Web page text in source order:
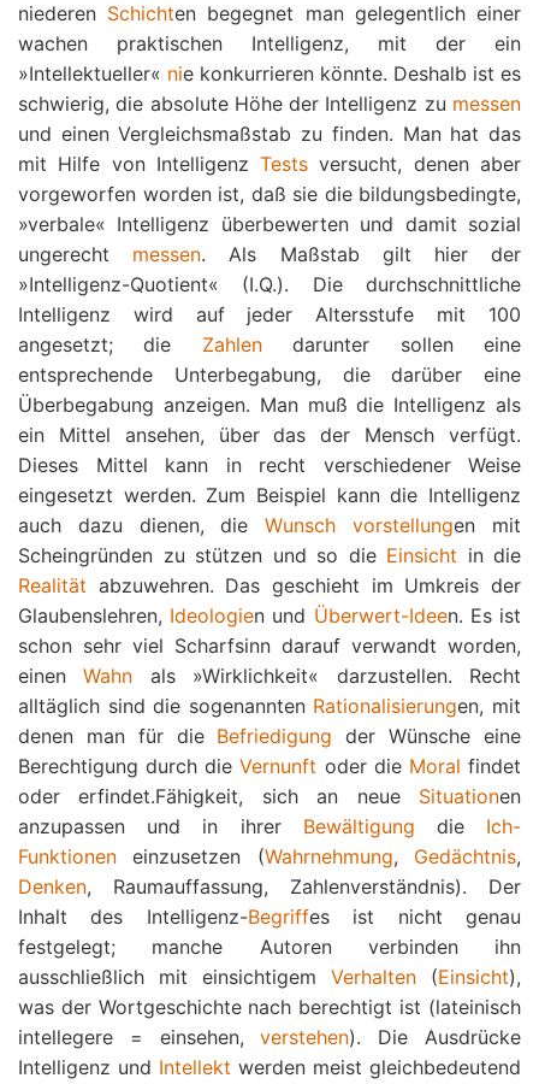
niederen Schichten begegnet man gelegentlich einer
wachen praktischen Intelligenz, mit der ein
»Intellektueller« nie konkurrieren könnte. Deshalb ist es
schwierig, die absolute Höhe der Intelligenz zu messen
und einen Vergleichsmaßstab zu finden. Man hat das
mit Hilfe von IntelligenzTests versucht, denen aber
vorgeworfen worden ist, daß sie die bildungsbedingte,
»verbale« Intelligenz überbewerten und damit sozial
ungerecht messen. Als Maßstab gilt hier der
»Intelligenz-Quotient« (I.Q.). Die durchschnittliche
Intelligenz wird auf jeder Altersstufe mit 100
angesetzt; die Zahlendarunter sollen eine
entsprechende Unterbegabung, die darüber eine
Überbegabung anzeigen. Man muß die Intelligenz als
ein Mittel ansehen, über das der Mensch verfügt.
Dieses Mittel kann in recht verschiedener Weise
eingesetzt werden. Zum Beispiel kann die Intelligenz
auch dazu dienen, dieWunsch vorstellungen mit
Scheingründen zu stützen und so die Einsicht in die
Realität abzuwehren. Das geschieht im Umkreis der
Glaubenslehren, Ideologien und Überwert-Ideen. Es ist
schon sehr viel Scharfsinn darauf verwandt worden,
einenWahn als »Wirklichkeit« darzustellen. Recht
alltäglich sind die sogenannten Rationalisierungen, mit
denen man für die Befriedigung der Wünsche eine
Berechtigung durch dieVernunft oder die Moral findet
oder erfindet.Fähigkeit, sich an neue Situationen
anzupassen und in ihrer Bewältigung die Ich-
Funktionen einzusetzen (Wahrnehmung, Gedächtnis,
Denken, Raumauffassung, Zahlenverständnis). Der
Inhalt des Intelligenz-Begriffes ist nicht genau
festgelegt; manche Autoren verbinden ihn
ausschließlich mit einsichtigem Verhalten (Einsicht),
was der Wortgeschichte nach berechtigt ist (lateinisch
intellegere = einsehen,verstehen). Die Ausdrücke
Intelligenz und Intellekt werden meist gleichbedeutend